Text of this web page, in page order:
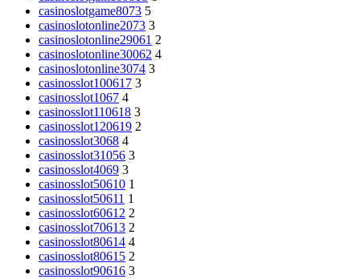
casinoslotgame8073 5
casinoslotonline2073 3
casinoslotonline29061 2
casinoslotonline30062 4
casinoslotonline3074 3
casinosslot100617 3
casinosslot1067 4
casinosslot110618 3
casinosslot120619 2
casinosslot3068 4
casinosslot31056 3
casinosslot4069 3
casinosslot50610 1
casinosslot50611 1
casinosslot60612 2
casinosslot70613 2
casinosslot80614 4
casinosslot80615 2
casinosslot90616 3